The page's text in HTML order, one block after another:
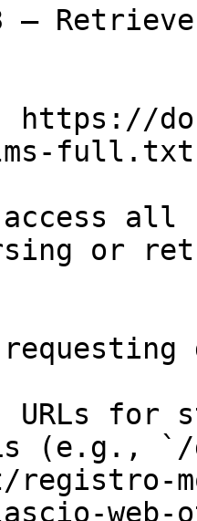
—
full.txt
all
or
URLs for
(e.g., `/
web-